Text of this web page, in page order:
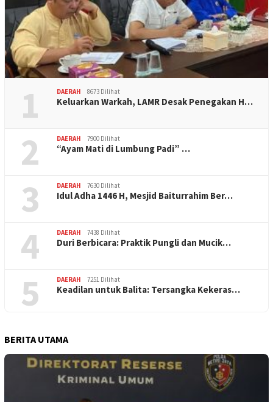
1 DAERAH 8673 Dilihat
Keluarkan Warkah, LAMR Desak Penegakan H…
2 DAERAH 7900 Dilihat
“Ayam Mati di Lumbung Padi” …
3 DAERAH 7630 Dilihat
Idul Adha 1446 H, Mesjid Baiturrahim Ber…
4 DAERAH 7438 Dilihat
Duri Berbicara: Praktik Pungli dan Mucik…
5 DAERAH 7251 Dilihat
Keadilan untuk Balita: Tersangka Kekeras…
BERITA UTAMA